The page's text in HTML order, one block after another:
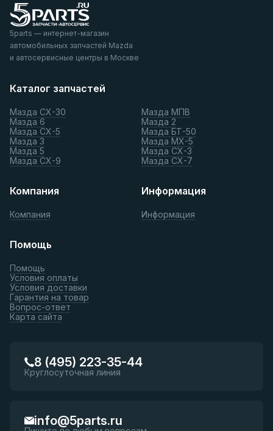
5parts — интернет-магазин
автомобильных запчастей Mazda
и автосервисные центры в Москве
Каталог запчастей
Мазда СХ-30
Мазда 6
Мазда СХ-5
Мазда 3
Мазда 5
Мазда СХ-9
Мазда МПВ
Мазда 2
Мазда БТ-50
Мазда МХ-5
Мазда СХ-3
Мазда СХ-7
Компания
Компания
Информация
Информация
Помощь
Помощь
Условия оплаты
Условия доставки
Гарантия на товар
Вопрос-ответ
Карта сайта
8 (495) 223-35-44
Круглосуточная линия
info@5parts.ru